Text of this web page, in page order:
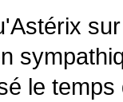
le